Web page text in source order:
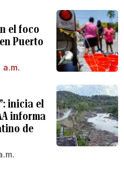
el foco
Puerto
inicia el
informa
de